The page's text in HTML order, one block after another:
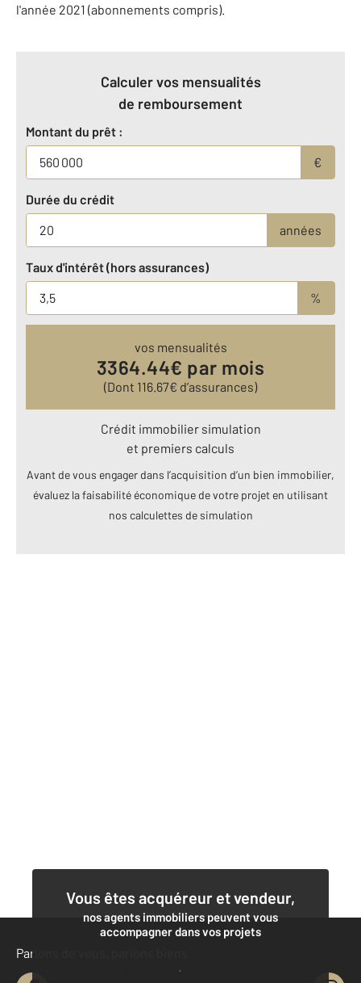
l'année 2021 (abonnements compris).
Calculer vos mensualités
de remboursement
Montant du prêt :
€
Durée du crédit
années
Taux d'intérêt (hors assurances)
%
vos mensualités
3364.44€ par mois
(Dont 116.67€ d’assurances)
Crédit immobilier simulation
et premiers calculs
Avant de vous engager dans l’acquisition d’un bien immobilier,
évaluez la faisabilité économique de votre projet en utilisant
nos calculettes de simulation
Vous êtes acquéreur et vendeur,
nos agents immobiliers peuvent vous
accompagner dans vos projets
Contacter l'agence
Parlons de vous, parlons biens